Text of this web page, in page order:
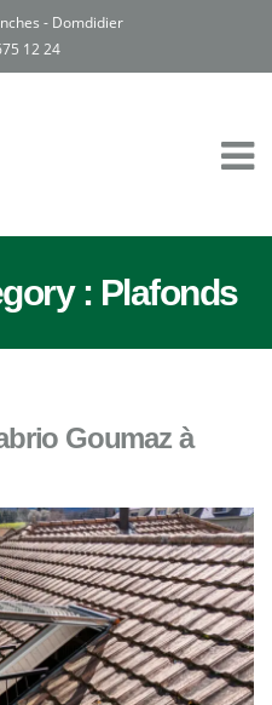
- Domdidier
12 24
: Plafonds
Goumaz à